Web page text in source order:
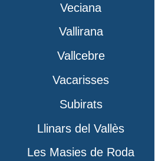
Veciana
Vallirana
Vallcebre
Vacarisses
Subirats
Llinars del Vallès
Les Masies de Roda